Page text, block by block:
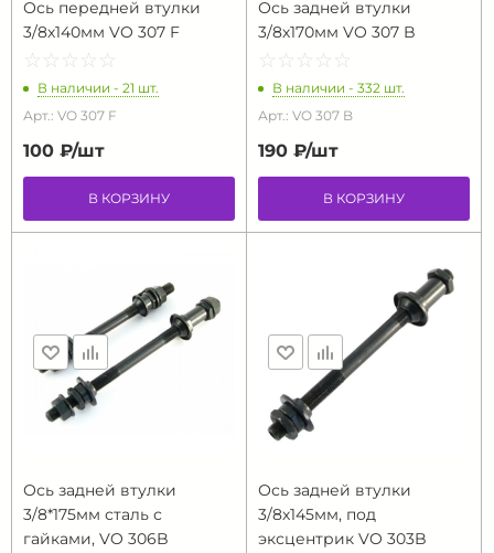
Ось передней втулки
3/8х140мм VO 307 F
☆ ☆ ☆ ☆ ☆
★ ★ ★ ★ ★
В наличии - 21 шт.
Арт.: VO 307 F
100 ₽/шт
В КОРЗИНУ
Ось задней втулки
3/8х170мм VO 307 B
☆ ☆ ☆ ☆ ☆
★ ★ ★ ★ ★
В наличии - 332 шт.
Арт.: VO 307 B
190 ₽/шт
В КОРЗИНУ
Ось задней втулки
3/8*175мм сталь с
гайками, VO 306B
Ось задней втулки
3/8х145мм, под
эксцентрик VO 303B